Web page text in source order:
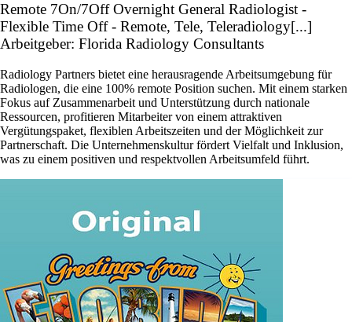
Remote 7On/7Off Overnight General Radiologist -
Flexible Time Off - Remote, Tele, Teleradiology[...]
Arbeitgeber: Florida Radiology Consultants
Radiology Partners bietet eine herausragende Arbeitsumgebung für
Radiologen, die eine 100% remote Position suchen. Mit einem starken
Fokus auf Zusammenarbeit und Unterstützung durch nationale
Ressourcen, profitieren Mitarbeiter von einem attraktiven
Vergütungspaket, flexiblen Arbeitszeiten und der Möglichkeit zur
Partnerschaft. Die Unternehmenskultur fördert Vielfalt und Inklusion,
was zu einem positiven und respektvollen Arbeitsumfeld führt.